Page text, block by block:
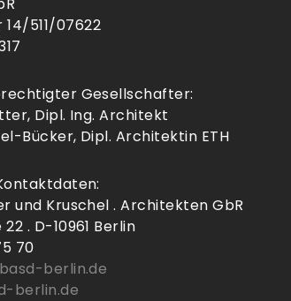
511/07622
Gesellschafter:
Dipl. Ing. Architekt
Bücker, Dipl. Architektin ETH
und Kruschel . Architekten GbR
. D-10961 Berlin
70
berlin.de
berlin.de